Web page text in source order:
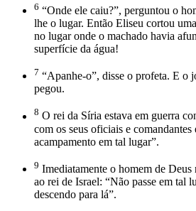
6 “Onde ele caiu?”, perguntou o
lhe o lugar. Então Eliseu cortou
no lugar onde o machado havia
superfície da água!
7 “Apanhe-o”, disse o profeta. E o
pegou.
8 O rei da Síria estava em guerra
com os seus oficiais e
acampamento em tal lugar”.
9 Imediatamente o homem de Deus
ao rei de Israel: “Não passe em tal
descendo para lá”.